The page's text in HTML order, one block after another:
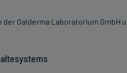
Galderma Laboratorium GmbH